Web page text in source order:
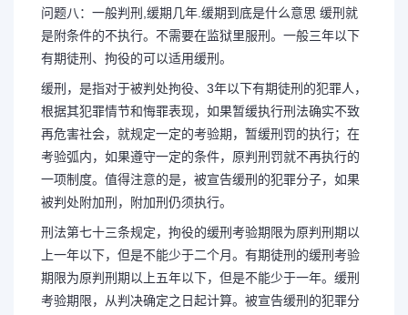
问题八：一般判刑,缓期几年.缓期到底是什么意思 缓刑就
是附条件的不执行。不需要在监狱里服刑。一般三年以下
有期徒刑、拘役的可以适用缓刑。
缓刑，是指对于被判处拘役、3年以下有期徒刑的犯罪人，
根据其犯罪情节和悔罪表现，如果暂缓执行刑法确实不致
再危害社会，就规定一定的考验期，暂缓刑罚的执行；在
考验弧内，如果遵守一定的条件，原判刑罚就不再执行的
一项制度。值得注意的是，被宣告缓刑的犯罪分子，如果
被判处附加刑，附加刑仍须执行。
刑法第七十三条规定，拘役的缓刑考验期限为原判刑期以
上一年以下，但是不能少于二个月。有期徒刑的缓刑考验
期限为原判刑期以上五年以下，但是不能少于一年。缓刑
考验期限，从判决确定之日起计算。被宣告缓刑的犯罪分